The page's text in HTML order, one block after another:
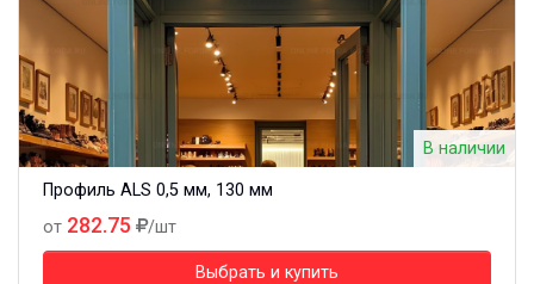
В наличии
Профиль ALS 0,5 мм, 130 мм
от 282.75 /шт
Выбрать и купить